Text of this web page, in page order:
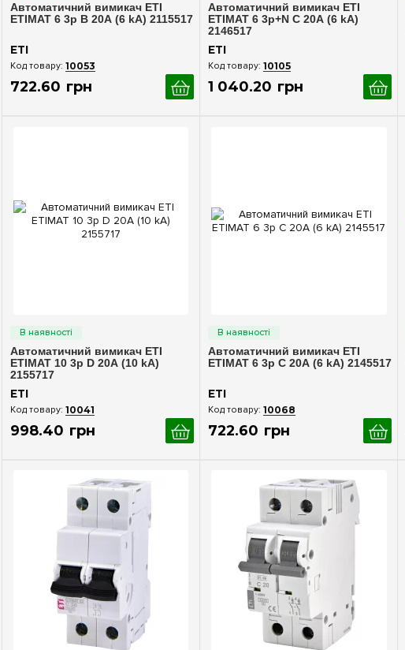
Автоматичний вимикач ETI
ETIMAT 6 3p B 20А (6 kA) 2115517
ETI
10053
722.60 грн
Автоматичний вимикач ETI
ETIMAT 6 3p+N C 20А (6 kA)
2146517
ETI
10105
1 040.20 грн
Автоматичний вимикач ETI
ETIMAT 10 3p D 20А (10 kA)
2155717
ETI
10041
998.40 грн
Автоматичний вимикач ETI
ETIMAT 6 3p C 20А (6 kA) 2145517
ETI
10068
722.60 грн